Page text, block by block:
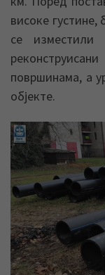
високе
се
површинама, а
објекте.